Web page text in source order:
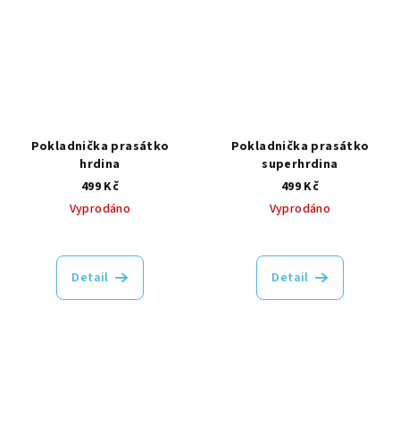
Pokladnička prasátko
hrdina
499 Kč
Vyprodáno
Detail
Pokladnička prasátko
superhrdina
499 Kč
Vyprodáno
Detail